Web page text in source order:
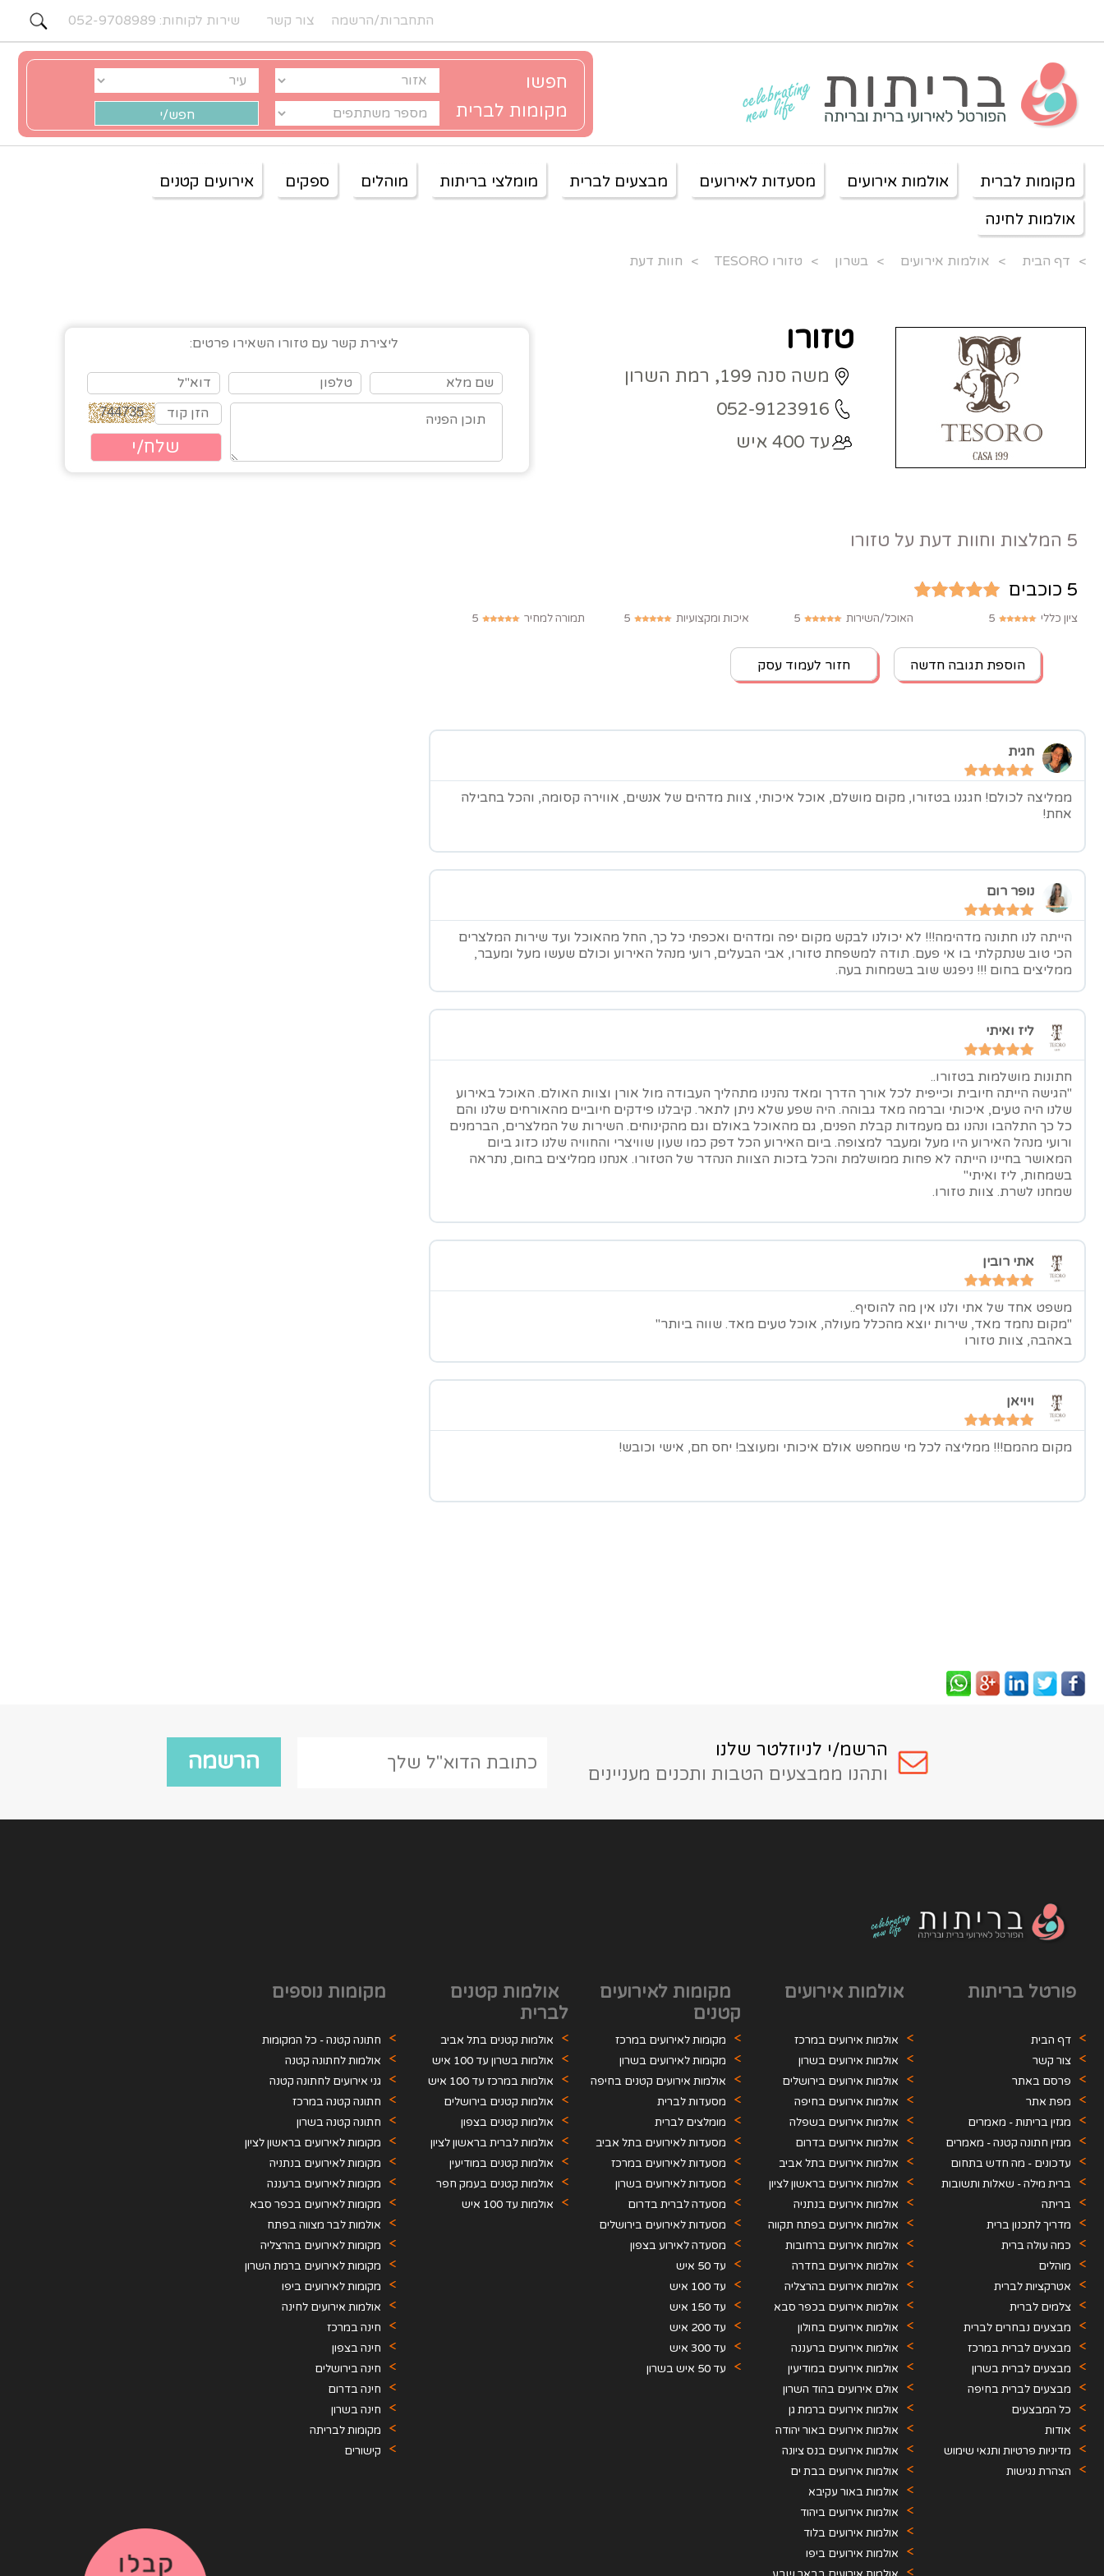
צור קשר שירות לקוחות: 052-9708989 התחברות/הרשמה
חפשו
מקומות לברית
מקומות לברית אולמות אירועים מסעדות לאירועים מבצעים לברית מומלצי בריתות מוהלים ספקים אירועים קטנים
אולמות לחינה
> דף הבית > אולמות אירועים > בשרון > טזורו TESORO > חוות דעת
ליצירת קשר עם טזורו השאירו פרטים: טזורו
משה סנה 199, רמת השרון
052-9123916
עד 400 איש
5 המלצות וחוות דעת על טזורו
5 כוכבים
ציון כללי 5 האוכל/השירות 5 איכות ומקצועיות 5 תמורה למחיר 5
הוספת תגובה חדשה חזור לעמוד עסק
חגית
ממליצה לכולם! חגגנו בטזורו, מקום מושלם, אוכל איכותי, צוות מדהים של אנשים, אווירה קסומה, והכל בחבילה
אחת!
נופר רום
הייתה לנו חתונה מדהימה!!! לא יכולנו לבקש מקום יפה ומדהים ואכפתי כל כך, החל מהאוכל ועד שירות המלצרים
הכי טוב שנתקלתי בו אי פעם. תודה למשפחת טזורו, אבי הבעלים, רועי מנהל האירוע וכולם שעשו מעל ומעבר,
ממליצים בחום !!! ניפגש שוב בשמחות בעה.
ליז ואיתי
חתונות מושלמות בטזורו..
"הגישה הייתה חיובית וכייפית לכל אורך הדרך ומאד נהנינו מתהליך העבודה מול אורן וצוות האולם. האוכל באירוע
שלנו היה טעים, איכותי וברמה מאד גבוהה. היה שפע שלא ניתן לתאר. קיבלנו פידקים חיוביים מהאורחים שלנו והם
כל כך התלהבו ונהנו גם מעמדות קבלת הפנים, גם מהאוכל באולם וגם מהקינוחים. השירות של המלצרים, הברמנים
ורועי מנהל האירוע היו מעל ומעבר למצופה. ביום האירוע הכל דפק כמו שעון שוויצרי והחוויה שלנו כזוג ביום
המאושר בחיינו הייתה לא פחות ממושלמת והכל בזכות הצוות הנהדר של הטזורו. אנחנו ממליצים בחום, נתראה
בשמחות, ליז ואיתי"
שמחנו לשרת. צוות טזורו.
אתי רובין
משפט אחד של אתי ולנו אין מה להוסיף..
"מקום נחמד מאד, שירות יוצא מהכלל מעולה, אוכל טעים מאד. שווה ביותר"
באהבה, צוות טזורו
ויויאן
מקום מהמם!!! ממליצה לכל מי שמחפש אולם איכותי ומעוצב! יחס חם, אישי וכובש!
הרשמ/י לניוזלטר שלנו
ותהנו ממבצעים הטבות ותכנים מעניינים
פורטל בריתות
דף הבית
צור קשר
פרסם באתר
מפת אתר
מגזין בריתות - מאמרים
מגזין חתונה קטנה - מאמרים
עדכונים - מה חדש בתחום
האירועים
ברית מילה - שאלות ותשובות
בריתה
מדריך לתכנון ברית
כמה עולה ברית
מוהלים
אטרקציות לברית
צלמים לברית
מבצעים נבחרים לברית
מבצעים לברית במרכז
מבצעים לברית בשרון
מבצעים לברית בחיפה
כל המבצעים
אודות
מדיניות פרטיות ותנאי שימוש
הצהרת נגישות
אולמות אירועים
אולמות אירועים במרכז
אולמות אירועים בשרון
אולמות אירועים בירושלים
אולמות אירועים בחיפה
והקריות
אולמות אירועים בשפלה
אולמות אירועים בדרום
אולמות אירועים בתל אביב
אולמות אירועים בראשון לציון
אולמות אירועים בנתניה
אולמות אירועים בפתח תקווה
אולמות אירועים ברחובות
אולמות אירועים בחדרה
אולמות אירועים בהרצליה
אולמות אירועים בכפר סבא
אולמות אירועים בחולון
אולמות אירועים ברעננה
אולמות אירועים במודיעין
אולם אירועים בהוד השרון
אולמות אירועים ברמת גן
אולמות אירועים באור יהודה
אולמות אירועים בנס ציונה
אולמות אירועים בבת ים
אולמות באור עקיבא
אולמות אירועים ביהוד
אולמות אירועים בלוד
אולמות אירועים ביפו
מקומות לאירועים
קטנים
מקומות לאירועים במרכז
מקומות לאירועים בשרון
אולמות אירועים קטנים בחיפה
והצפון
מסעדות לברית
מומלצים לברית
מסעדות לאירועים בתל אביב
מסעדות לאירועים במרכז
מסעדות לאירועים בשרון
מסעדה לברית בדרום
מסעדות לאירועים בירושלים
מסעדה לאירוע בצפון
עד 50 איש
עד 100 איש
עד 150 איש
עד 200 איש
עד 300 איש
עד 50 איש בשרון
אולמות קטנים
לברית
אולמות קטנים בתל אביב
אולמות בשרון עד 100 איש
אולמות במרכז עד 100 איש
אולמות קטנים בירושלים
אולמות קטנים בצפון
אולמות לברית בראשון לציון
אולמות קטנים במודיעין
אולמות קטנים בעמק חפר
אולמות עד 100 איש
מקומות נוספים
חתונה קטנה - כל המקומות
אולמות לחתונה קטנה
גני אירועים לחתונה קטנה
חתונה קטנה במרכז
חתונה קטנה בשרון
מקומות לאירועים בראשון לציון
מקומות לאירועים בנתניה
מקומות לאירועים ברעננה
מקומות לאירועים בכפר סבא
אולמות לבר מצווה בפתח
תקווה
מקומות לאירועים בהרצליה
מקומות לאירועים ברמת השרון
מקומות לאירועים ביפו
אולמות אירועים לחינה
חינה במרכז
חינה בצפון
חינה בירושלים
חינה בדרום
חינה בשרון
מקומות לבריתה
קישורים